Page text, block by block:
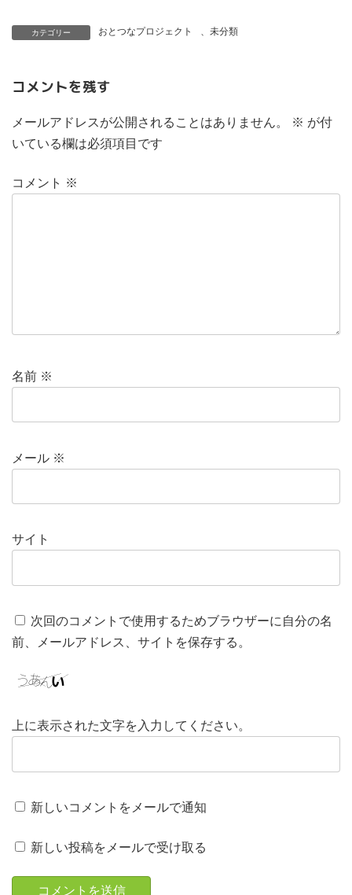
カテゴリー おとつなプロジェクト 未分類
コメントを残す
メールアドレスが公開されることはありません。 ※ が付
いている欄は必須項目です
コメント ※
名前 ※
メール ※
サイト
次回のコメントで使用するためブラウザーに自分の名
前、メールアドレス、サイトを保存する。
上に表示された文字を入力してください。
新しいコメントをメールで通知
新しい投稿をメールで受け取る